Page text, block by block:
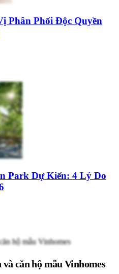
Phân Phối Độc Quyền
Park Dự Kiến: 4 Lý Do
căn hộ mẫu Vinhomes